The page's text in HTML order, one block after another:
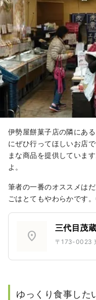
伊勢屋餅菓子店の隣にあ
にぜひ行ってほしいお店
まな商品を提供していま
よ。
筆者の一番のオススメは
ごはとてもやわらかです
location_on
三代目茂
〒173-0023
ゆっくり食事した